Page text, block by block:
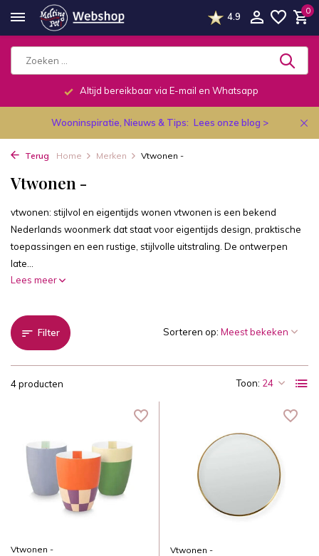
4.9
0
Altijd bereikbaar via E-mail en Whatsapp
Wooninspiratie, Nieuws & Tips: Lees onze blog >
Terug Home Merken Vtwonen -
Vtwonen -
vtwonen: stijlvol en eigentijds wonen vtwonen is een bekend
Nederlands woonmerk dat staat voor eigentijds design, praktische
toepassingen en een rustige, stijlvolle uitstraling. De ontwerpen
late...
Lees meer
Filter
4 producten Toon:
Sorteren op:
Vtwonen - Vtwonen -